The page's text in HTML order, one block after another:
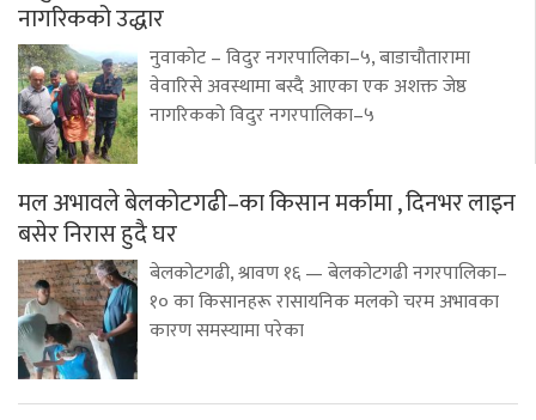
नागरिकको उद्धार
नुवाकोट – विदुर नगरपालिका–५, बाडाचौतारामा
वेवारिसे अवस्थामा बस्दै आएका एक अशक्त जेष्ठ
नागरिकको विदुर नगरपालिका–५
मल अभावले बेलकोटगढी–का किसान मर्कामा , दिनभर लाइन
बसेर निरास हुदै घर
बेलकोटगढी, श्रावण १६ — बेलकोटगढी नगरपालिका–
१० का किसानहरू रासायनिक मलको चरम अभावका
कारण समस्यामा परेका